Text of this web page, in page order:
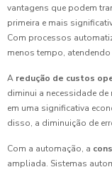
vantagens que podem
primeira e mais
Com processos
menos tempo,
A redução de custos
diminui a necessidade
em uma significativa
disso, a diminuição de
Com a automação, a
ampliada. Sistemas